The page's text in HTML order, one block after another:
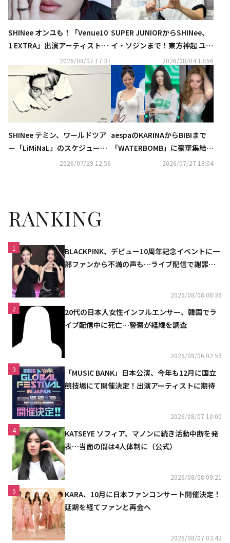
SHINee オンユも！「Venue10
1 EXTRA」出演アーティスト発
表…9月19日にNHKホールにて
公開収録
2026/08/07 17:37
SUPER JUNIORからSHINee、
イ・ソジンまで！東方神起 ユン
ホの初ソロコンサートに豪華芸
能人が集結
2026/08/04 13:56
SHINee テミン、ワールドツア
ー「LiMiNaL」のスケジュール
2026/07/29 12:56
aespaのKARINAからBIBIまで
「WATERBOMB」に豪華集結！
ビキニ＆上半身裸のパフォーマ
2026/07/27 18:04
RANKING
1
BLACKPINK、デビュー10周年記念イベントに一
部ファンから不満の声も…ライブ配信で謝罪
2026/08/08 08:39
2
20代の日本人女性インフルエンサー、韓国でラ
イブ配信中に死亡…警察が経緯を調査
2026/08/06 02:59
3
「MUSIC BANK」日本公演、今年も12月に国立
競技場にて開催決定！出演アーティストに期待
2026/08/07 10:00
4
KATSEYE ソフィア、マノンに続き活動中断を発
表…当面の間は4人体制に（公式）
2026/08/08 09:21
5
KARA、10月に日本ファンコンサート開催決定！
延期を経てファンと再会へ
2026/08/07 03:42